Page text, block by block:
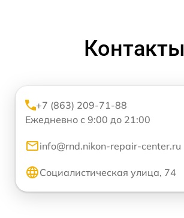
Контакты
+7 (863) 209-71-88
Ежедневно с 9:00 до 21:00
info@rnd.nikon-repair-center.ru
Социалистическая улица, 74